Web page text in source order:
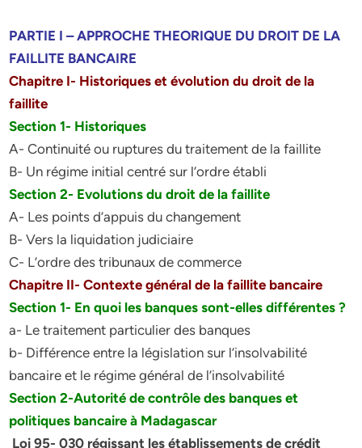
PARTIE I – APPROCHE THEORIQUE DU DROIT DE LA
FAILLITE BANCAIRE
Chapitre I- Historiques et évolution du droit de la
faillite
Section 1- Historiques
A- Continuité ou ruptures du traitement de la faillite
B- Un régime initial centré sur l’ordre établi
Section 2- Evolutions du droit de la faillite
A- Les points d’appuis du changement
B- Vers la liquidation judiciaire
C- L’ordre des tribunaux de commerce
Chapitre II- Contexte général de la faillite bancaire
Section 1- En quoi les banques sont-elles différentes ?
a- Le traitement particulier des banques
b- Différence entre la législation sur l’insolvabilité
bancaire et le régime général de l’insolvabilité
Section 2-Autorité de contrôle des banques et
politiques bancaire à Madagascar
Loi 95- 030 régissant les établissements de crédit